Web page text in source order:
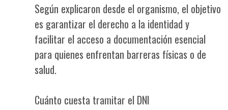
Según explicaron desde el organismo, el objetivo
es garantizar el derecho a la identidad y
facilitar el acceso a documentación esencial
para quienes enfrentan barreras físicas o de
salud.
Cuánto cuesta tramitar el DNI